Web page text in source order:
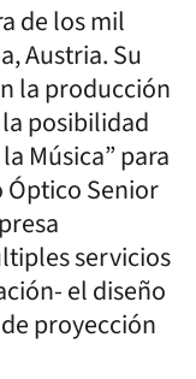
de los mil
Austria. Su
la producción
posibilidad
Música” para
Senior
servicios
el diseño
proyección